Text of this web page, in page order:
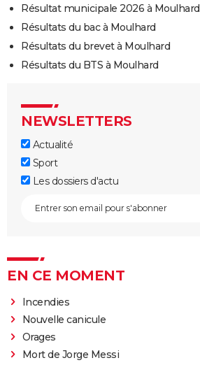
Résultat municipale 2026 à Moulhard
Résultats du bac à Moulhard
Résultats du brevet à Moulhard
Résultats du BTS à Moulhard
NEWSLETTERS
Actualité
Sport
Les dossiers d'actu
EN CE MOMENT
Incendies
Nouvelle canicule
Orages
Mort de Jorge Messi